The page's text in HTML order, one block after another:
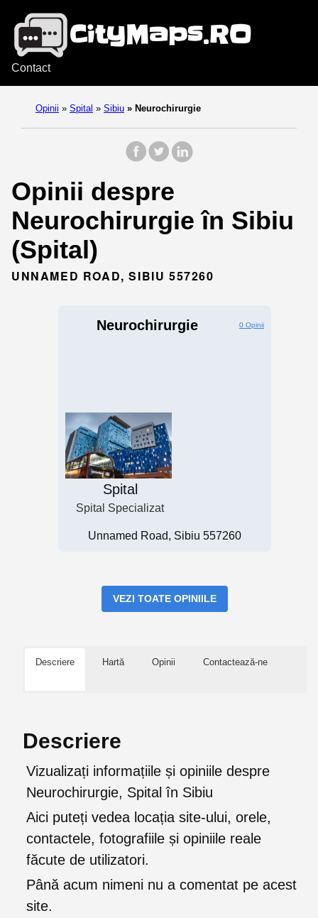
Contact
Opinii » Spital » Sibiu » Neurochirurgie
Opinii despre
Neurochirurgie în Sibiu
(Spital)
UNNAMED ROAD, SIBIU 557260
Neurochirurgie 0 Opinii
Spital
Spital Specializat
Unnamed Road, Sibiu 557260
VEZI TOATE OPINIILE
Descriere Hartă Opinii Contactează-ne
Descriere
Vizualizați informațiile și opiniile despre
Neurochirurgie, Spital în Sibiu
Aici puteți vedea locația site-ului, orele,
contactele, fotografiile și opiniile reale
făcute de utilizatori.
Până acum nimeni nu a comentat pe acest
site.